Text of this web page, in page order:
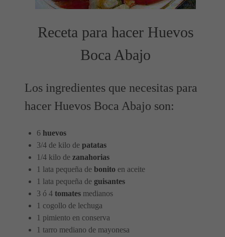
Receta para hacer Huevos
Boca Abajo
Los ingredientes que necesitas para
hacer Huevos Boca Abajo son:
6 huevos
3/4 de kilo de patatas
1/4 kilo de zanahorias
1 lata pequeña de bonito en aceite
1 lata pequeña de guisantes
3 ó 4 tomates medianos
1 cogollo de lechuga
1 pimiento en conserva
1 tarro mediano de mayonesa